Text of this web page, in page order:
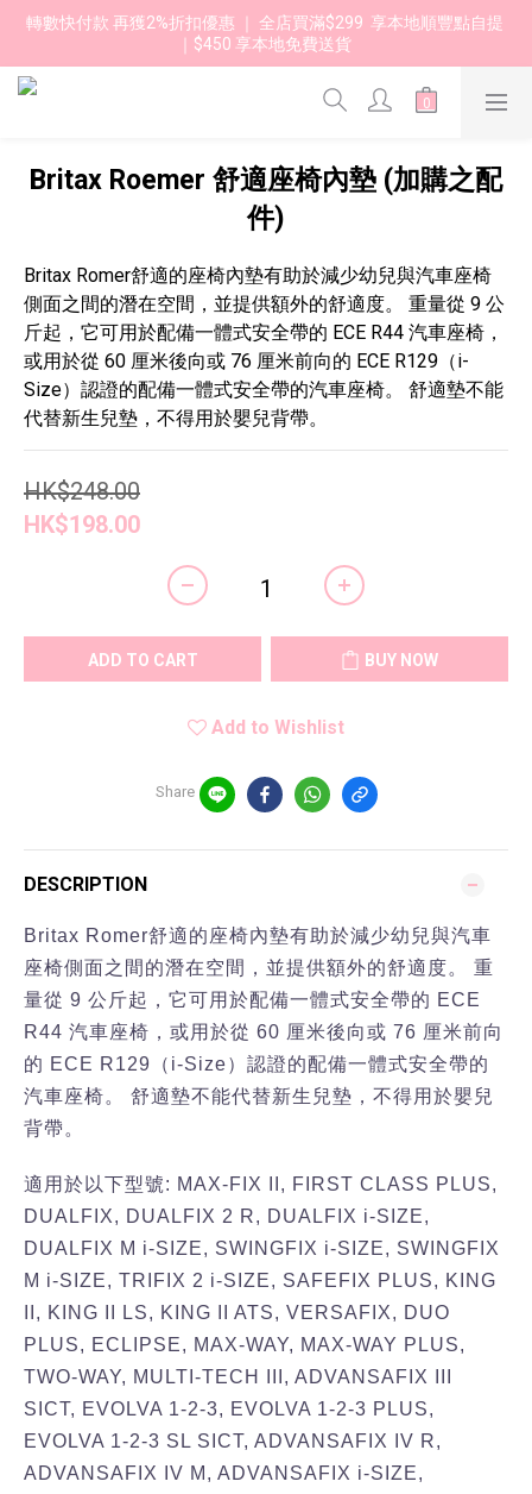
轉數快付款 再獲2%折扣優惠 ｜ 全店買滿$299  享本地順豐點自提
｜$450 享本地免費送貨
Britax Roemer 舒適座椅內墊 (加購之配
件)
Britax Romer舒適的座椅內墊有助於減少幼兒與汽車座椅
側面之間的潛在空間，並提供額外的舒適度。 重量從 9 公
斤起，它可用於配備一體式安全帶的 ECE R44 汽車座椅，
或用於從 60 厘米後向或 76 厘米前向的 ECE R129（i-
Size）認證的配備一體式安全帶的汽車座椅。 舒適墊不能
代替新生兒墊，不得用於嬰兒背帶。
HK$248.00
HK$198.00
ADD TO CART BUY NOW
Add to Wishlist
Share
DESCRIPTION
Britax Romer舒適的座椅內墊有助於減少幼兒與汽車
座椅側面之間的潛在空間，並提供額外的舒適度。 重
量從 9 公斤起，它可用於配備一體式安全帶的 ECE
R44 汽車座椅，或用於從 60 厘米後向或 76 厘米前向
的 ECE R129（i-Size）認證的配備一體式安全帶的
汽車座椅。 舒適墊不能代替新生兒墊，不得用於嬰兒
背帶。
適用於以下型號: MAX-FIX II, FIRST CLASS PLUS,
DUALFIX, DUALFIX 2 R, DUALFIX i-SIZE,
DUALFIX M i-SIZE, SWINGFIX i-SIZE, SWINGFIX
M i-SIZE, TRIFIX 2 i-SIZE, SAFEFIX PLUS, KING
II, KING II LS, KING II ATS, VERSAFIX, DUO
PLUS, ECLIPSE, MAX-WAY, MAX-WAY PLUS,
TWO-WAY, MULTI-TECH III, ADVANSAFIX III
SICT, EVOLVA 1-2-3, EVOLVA 1-2-3 PLUS,
EVOLVA 1-2-3 SL SICT, ADVANSAFIX IV R,
ADVANSAFIX IV M, ADVANSAFIX i-SIZE,